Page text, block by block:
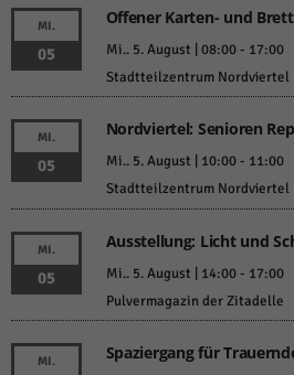
MI.
05
Offener Karten- und
Mi.. 5. August | 08:00- 17:00
Stadtteilzentrum Nordviertel
MI.
05
Nordviertel: Senioren
Mi.. 5. August | 10:00- 11:00
Stadtteilzentrum Nordviertel
MI.
05
Ausstellung: Licht und
Mi.. 5. August | 14:00- 17:00
Pulvermagazin der Zitadelle
MI. Spaziergang für